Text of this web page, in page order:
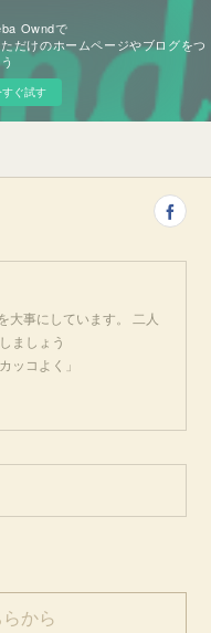
Owndで
だけのホームページやブログをつ
ぐ試す
事にしています。 二人
を探しましょう
ッコよく」
から